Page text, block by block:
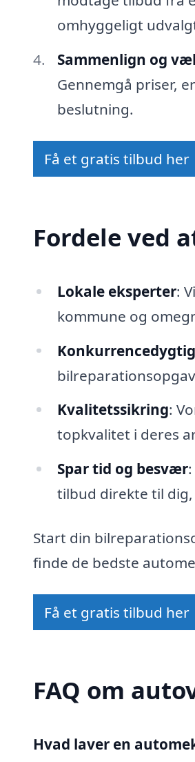
omhyggeligt
Sammenlign og
Gennemgå priser,
beslutning.
Få et gratis tilbud her
Fordele ved
Lokale eksperter:
kommune og
Kvalitetssikring:
topkvalitet i deres
Spar tid og besvær
tilbud direkte til
Start din
finde de bedste
Få et gratis tilbud her
FAQ om
Hvad laver en